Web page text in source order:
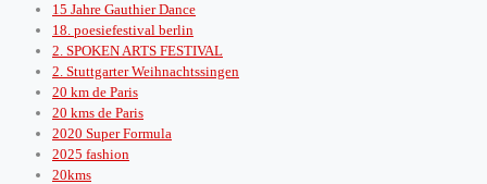
15 Jahre Gauthier Dance
18. poesiefestival berlin
2. SPOKEN ARTS FESTIVAL
2. Stuttgarter Weihnachtssingen
20 km de Paris
20 kms de Paris
2020 Super Formula
2025 fashion
20kms